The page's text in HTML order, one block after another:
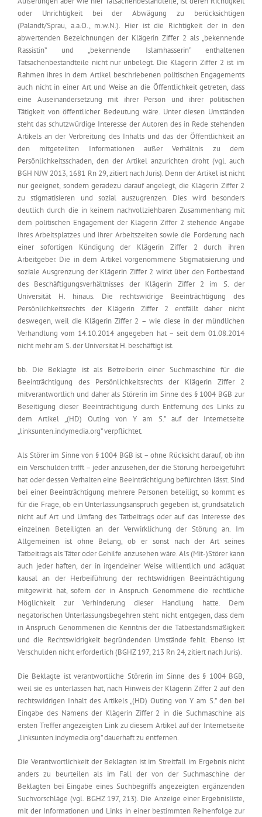
oder Unrichtigkeit bei der Abwägung zu berücksichtigen
(Palandt/Sprau, a.a.O., m.w.N.). Hier ist die Richtigkeit der in den
abwertenden Bezeichnungen der Klägerin Ziffer 2 als „bekennende
Rassistin” und „bekennende Islamhasserin” enthaltenen
Tatsachenbestandteile nicht nur unbelegt. Die Klägerin Ziffer 2 ist im
Rahmen ihres in dem Artikel beschriebenen politischen Engagements
auch nicht in einer Art und Weise an die Öffentlichkeit getreten, dass
eine Auseinandersetzung mit ihrer Person und ihrer politischen
Tätigkeit von öffentlicher Bedeutung wäre. Unter diesen Umständen
steht das schutzwürdige Interesse der Autoren des in Rede stehenden
Artikels an der Verbreitung des Inhalts und das der Öffentlichkeit an
den mitgeteilten Informationen außer Verhältnis zu dem
Persönlichkeitsschaden, den der Artikel anzurichten droht (vgl. auch
BGH NJW 2013, 1681 Rn 29, zitiert nach Juris). Denn der Artikel ist nicht
nur geeignet, sondern geradezu darauf angelegt, die Klägerin Ziffer 2
zu stigmatisieren und sozial auszugrenzen. Dies wird besonders
deutlich durch die in keinem nachvollziehbaren Zusammenhang mit
dem politischen Engagement der Klägerin Ziffer 2 stehende Angabe
ihres Arbeitsplatzes und ihrer Arbeitszeiten sowie die Forderung nach
einer sofortigen Kündigung der Klägerin Ziffer 2 durch ihren
Arbeitgeber. Die in dem Artikel vorgenommene Stigmatisierung und
soziale Ausgrenzung der Klägerin Ziffer 2 wirkt über den Fortbestand
des Beschäftigungsverhältnisses der Klägerin Ziffer 2 im S. der
Universität H. hinaus. Die rechtswidrige Beeinträchtigung des
Persönlichkeitsrechts der Klägerin Ziffer 2 entfällt daher nicht
deswegen, weil die Klägerin Ziffer 2 – wie diese in der mündlichen
Verhandlung vom 14.10.2014 angegeben hat – seit dem 01.08.2014
nicht mehr am S. der Universität H. beschäftigt ist.
bb. Die Beklagte ist als Betreiberin einer Suchmaschine für die
Beeinträchtigung des Persönlichkeitsrechts der Klägerin Ziffer 2
mitverantwortlich und daher als Störerin im Sinne des § 1004 BGB zur
Beseitigung dieser Beeinträchtigung durch Entfernung des Links zu
dem Artikel „(HD) Outing von Y am S.” auf der Internetseite
„linksunten.indymedia.org” verpflichtet.
Als Störer im Sinne von § 1004 BGB ist – ohne Rücksicht darauf, ob ihn
ein Verschulden trifft – jeder anzusehen, der die Störung herbeigeführt
hat oder dessen Verhalten eine Beeinträchtigung befürchten lässt. Sind
bei einer Beeinträchtigung mehrere Personen beteiligt, so kommt es
für die Frage, ob ein Unterlassungsanspruch gegeben ist, grundsätzlich
nicht auf Art und Umfang des Tatbeitrags oder auf das Interesse des
einzelnen Beteiligten an der Verwirklichung der Störung an. Im
Allgemeinen ist ohne Belang, ob er sonst nach der Art seines
Tatbeitrags als Täter oder Gehilfe anzusehen wäre. Als (Mit-)Störer kann
auch jeder haften, der in irgendeiner Weise willentlich und adäquat
kausal an der Herbeiführung der rechtswidrigen Beeinträchtigung
mitgewirkt hat, sofern der in Anspruch Genommene die rechtliche
Möglichkeit zur Verhinderung dieser Handlung hatte. Dem
negatorischen Unterlassungsbegehren steht nicht entgegen, dass dem
in Anspruch Genommenen die Kenntnis der die Tatbestandsmäßigkeit
und die Rechtswidrigkeit begründenden Umstände fehlt. Ebenso ist
Verschulden nicht erforderlich (BGHZ 197, 213 Rn 24, zitiert nach Juris).
Die Beklagte ist verantwortliche Störerin im Sinne des § 1004 BGB,
weil sie es unterlassen hat, nach Hinweis der Klägerin Ziffer 2 auf den
rechtswidrigen Inhalt des Artikels „(HD) Outing von Y am S.” den bei
Eingabe des Namens der Klägerin Ziffer 2 in die Suchmaschine als
ersten Treffer angezeigten Link zu diesem Artikel auf der Internetseite
„linksunten.indymedia.org” dauerhaft zu entfernen.
Die Verantwortlichkeit der Beklagten ist im Streitfall im Ergebnis nicht
anders zu beurteilen als im Fall der von der Suchmaschine der
Beklagten bei Eingabe eines Suchbegriffs angezeigten ergänzenden
Suchvorschläge (vgl. BGHZ 197, 213). Die Anzeige einer Ergebnisliste,
mit der Informationen und Links in einer bestimmten Reihenfolge zur